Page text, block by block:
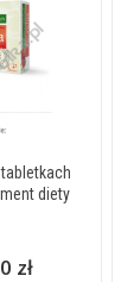
diety
zł